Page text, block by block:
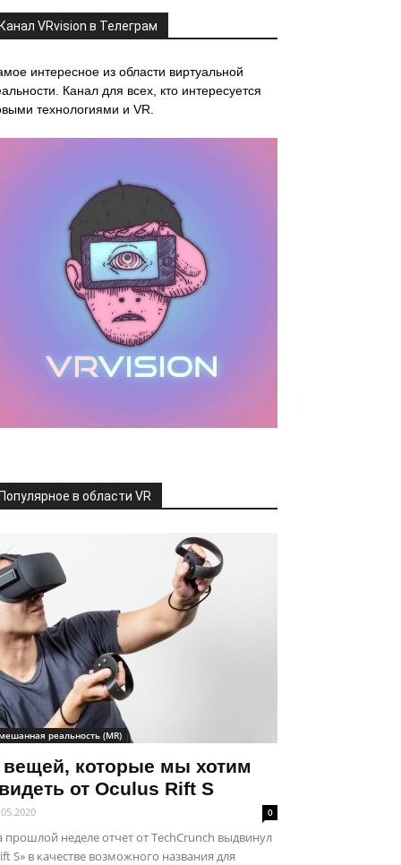
VRvision в Телеграм
интересное из области виртуальной
Канал для всех, кто интересуется
технологиями и VR.
в области VR
реальность (MR)
вещей, которые мы хотим
от Oculus Rift S
0
прошлой неделе отчет от TechCrunch выдвинул
S» в качестве возможного названия для